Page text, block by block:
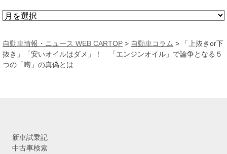
ア
カ
イ
ブ
自動車情報・ニュース WEB CARTOP > 自動車コラム >
「上抜きor下
抜き」「安いオイルはダメ」！ 「エンジンオイル」で論争となる５
つの「噂」の真偽とは
新車試乗記
中古車検索